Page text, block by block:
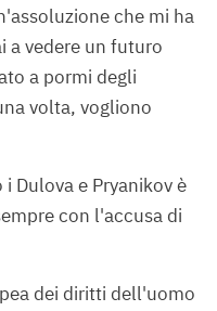
che mi ha
a vedere un futuro
a pormi degli
volta, vogliono
Dulova e Pryanikov è
con l'accusa di
dei diritti dell'uomo